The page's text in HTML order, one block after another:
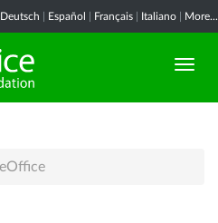
Deutsch Español Français Italiano More...